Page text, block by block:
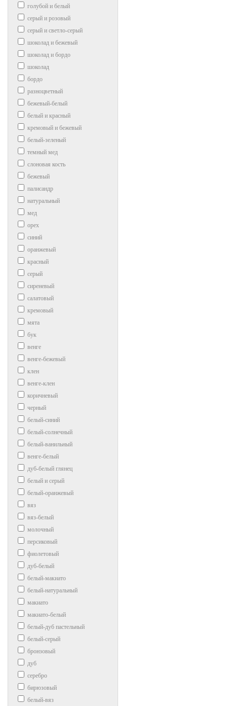
голубой и белый
серый и розовый
серый и светло-серый
шоколад и бежевый
шоколад и бордо
шоколад
бордо
разноцветный
бежевый-белый
белый и красный
кремовый и бежевый
белый-зеленый
темный мед
слоновая кость
бежевый
палисандр
натуральный
мед
орех
синий
оранжевый
красный
серый
сиреневый
салатовый
кремовый
мята
бук
венге
венге-бежевый
клен
венге-клен
коричневый
черный
белый-синий
белый-солнечный
белый-ванильный
венге-белый
дуб-белый глянец
белый и серый
белый-оранжевый
вяз
вяз-белый
молочный
персиковый
фиолетовый
дуб-белый
белый-макиато
белый-натуральный
макиато
макиато-белый
белый-дуб пастельный
белый-серый
бронзовый
дуб
серебро
бирюзовый
белый-вяз